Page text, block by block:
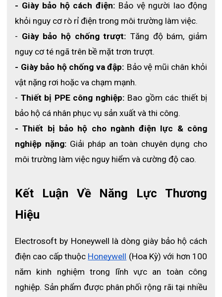
- Giày bảo hộ cách điện: Bảo vệ người lao động
khỏi nguy cơ rò rỉ điện trong môi trường làm việc.
- Giày bảo hộ chống trượt: Tăng độ bám, giảm
nguy cơ té ngã trên bề mặt trơn trượt.
- Giày bảo hộ chống va đập: Bảo vệ mũi chân khỏi
vật nặng rơi hoặc va chạm mạnh.
- Thiết bị PPE công nghiệp: Bao gồm các thiết bị
bảo hộ cá nhân phục vụ sản xuất và thi công.
- Thiết bị bảo hộ cho ngành điện lực & công
nghiệp nặng: Giải pháp an toàn chuyên dụng cho
môi trường làm việc nguy hiểm và cường độ cao.
Kết Luận Về Năng Lực Thương
Hiệu
Electrosoft by Honeywell là dòng giày bảo hộ cách
điện cao cấp thuộc Honeywell (Hoa Kỳ) với hơn 100
năm kinh nghiệm trong lĩnh vực an toàn công
nghiệp. Sản phẩm được phân phối rộng rãi tại nhiều